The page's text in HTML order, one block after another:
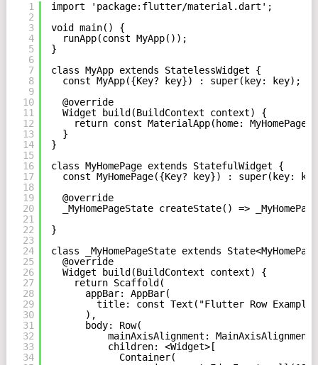
1
2
3
4
5
6
7
8
9
10
11
12
13
14
15
16
17
18
19
20
21
22
23
24
25
26
27
28
29
30
31
32
33
34
import 'package:flutter/material.dart';
void main() {
runApp(const MyApp());
}
class MyApp extends StatelessWidget {
const MyApp({Key? key}) : super(key: key);
@override
Widget build(BuildContext context) {
return const MaterialApp(home:
}
}
class MyHomePage extends StatefulWidget {
const MyHomePage({Key? key}) : super(key:
@override
_MyHomePageState createState() =>
}
class _MyHomePageState extends
@override
Widget build(BuildContext context) {
return Scaffold(
appBar: AppBar(
title: const Text("Flutter Row
),
body: Row(
mainAxisAlignment:
children: <Widget>[
Container(